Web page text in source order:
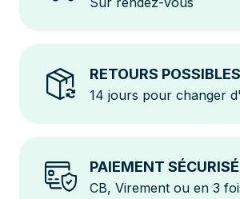
RETOURS POSSIBLES
14 jours pour changer
PAIEMENT SÉCURISÉ
CB, Virement ou en 3